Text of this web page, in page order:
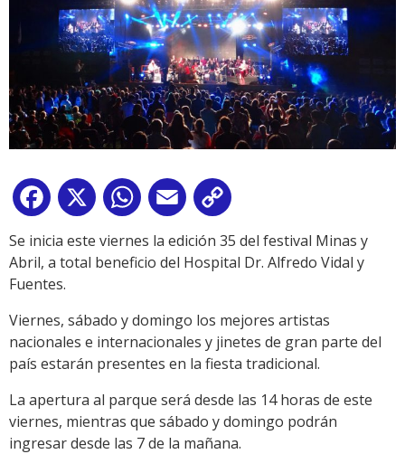
Facebook
X WhatsApp
Email
Link
Se inicia este viernes la edición 35 del festival Minas y
Abril, a total beneficio del Hospital Dr. Alfredo Vidal y
Fuentes.
Viernes, sábado y domingo los mejores artistas
nacionales e internacionales y jinetes de gran parte del
país estarán presentes en la fiesta tradicional.
La apertura al parque será desde las 14 horas de este
viernes, mientras que sábado y domingo podrán
ingresar desde las 7 de la mañana.